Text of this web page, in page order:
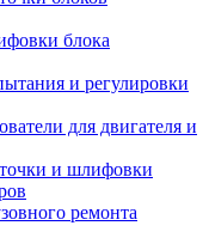
блока
и регулировки
для двигателя и
и шлифовки
ремонта